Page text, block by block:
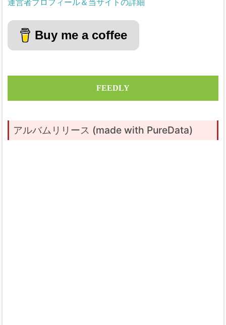
運営者プロフィール＆当サイトの詳細
Buy me a coffee
FEEDLY
アルバムリリース (made with PureData)